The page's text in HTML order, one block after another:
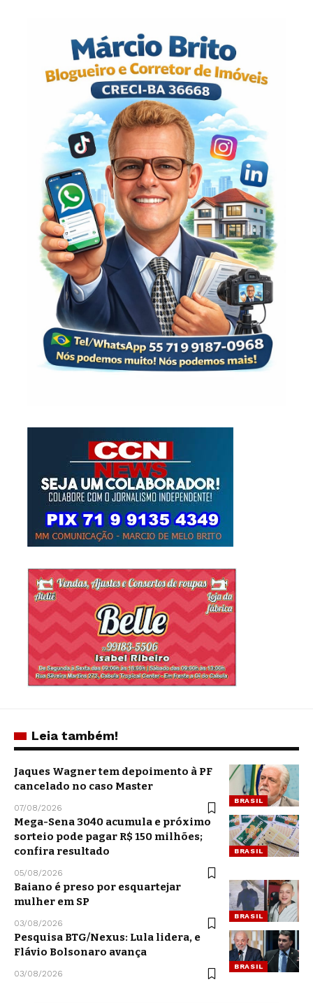
Leia também!
BRASIL
Jaques Wagner tem depoimento à PF
cancelado no caso Master
07/08/2026
BRASIL
Mega-Sena 3040 acumula e próximo
sorteio pode pagar R$ 150 milhões;
confira resultado
05/08/2026
BRASIL
Baiano é preso por esquartejar
mulher em SP
03/08/2026
BRASIL
Pesquisa BTG/Nexus: Lula lidera, e
Flávio Bolsonaro avança
03/08/2026